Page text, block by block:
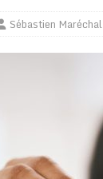
Sébastien Maréchal